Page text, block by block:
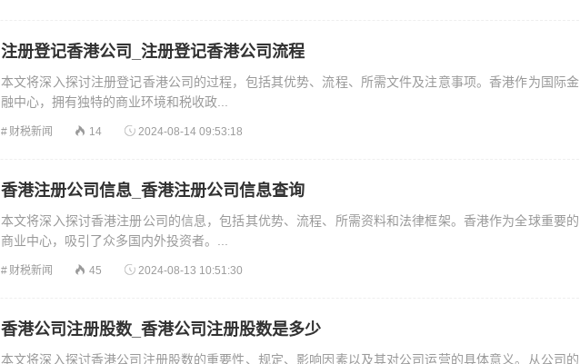
注册登记香港公司_注册登记香港公司流程
本文将深入探讨注册登记香港公司的过程，包括其优势、流程、所需文件及注意事项。香港作为国际金
融中心，拥有独特的商业环境和税收政...
财税新闻 14 2024-08-14 09:53:18
香港注册公司信息_香港注册公司信息查询
本文将深入探讨香港注册公司的信息，包括其优势、流程、所需资料和法律框架。香港作为全球重要的
商业中心，吸引了众多国内外投资者。...
财税新闻 45 2024-08-13 10:51:30
香港公司注册股数_香港公司注册股数是多少
本文将深入探讨香港公司注册股数的重要性、规定、影响因素以及其对公司运营的具体意义。从公司的